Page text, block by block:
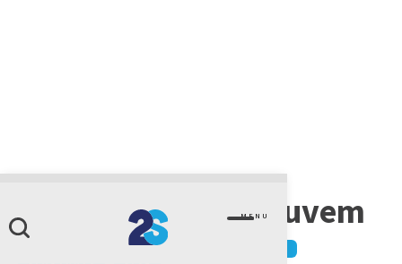
MENU
Computação em nuvem
ACONTECE NA 2S